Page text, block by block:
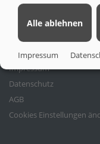
Rechtliches
Impressum
Datenschutz
AGB
Cookies Einstellungen
Alle ablehnen
Impressum